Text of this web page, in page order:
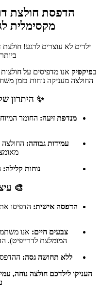
הדפסת חולצת
מקסימלית
ילדים לא עוצרים לרגע!
בפיקפיק אנו מדפיסים על
החולצה מעניקה נוחות בזמן
✨ היתרון
מנדפת זיעה: החומר
עמידות גבוהה: החולצה
נוחות קלילה:
🎨
הדפסה אישית: הדפיסו
צבעים חיים: אנו
המומלצת לדרייפיט).
ללא תחושה גסה:
העניקו לילדכם חולצה נוחה,